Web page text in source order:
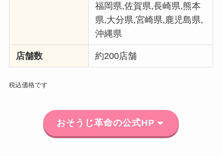
福岡県,佐賀県,長崎県,熊本
県,大分県,宮崎県,鹿児島県,
沖縄県
店舗数 約200店舗
税込価格です
おそうじ革命の公式HP